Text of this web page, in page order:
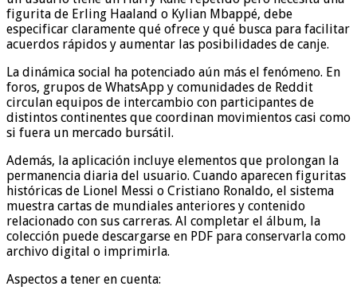
figurita de Erling Haaland o Kylian Mbappé, debe
especificar claramente qué ofrece y qué busca para facilitar
acuerdos rápidos y aumentar las posibilidades de canje.
La dinámica social ha potenciado aún más el fenómeno. En
foros, grupos de WhatsApp y comunidades de Reddit
circulan equipos de intercambio con participantes de
distintos continentes que coordinan movimientos casi como
si fuera un mercado bursátil.
Además, la aplicación incluye elementos que prolongan la
permanencia diaria del usuario. Cuando aparecen figuritas
históricas de Lionel Messi o Cristiano Ronaldo, el sistema
muestra cartas de mundiales anteriores y contenido
relacionado con sus carreras. Al completar el álbum, la
colección puede descargarse en PDF para conservarla como
archivo digital o imprimirla.
Aspectos a tener en cuenta: